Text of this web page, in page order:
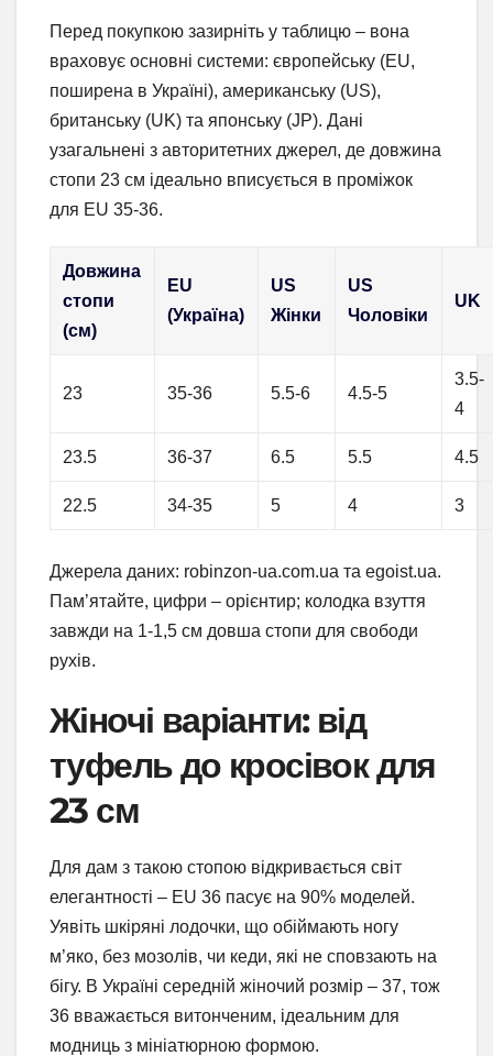
Перед покупкою зазирніть у таблицю – вона
враховує основні системи: європейську (EU,
поширена в Україні), американську (US),
британську (UK) та японську (JP). Дані
узагальнені з авторитетних джерел, де довжина
стопи 23 см ідеально вписується в проміжок
для EU 35-36.
Довжина
стопи
(см)
EU
(Україна)
US
Жінки
US
Чоловіки
UK
23 35-36 5.5-6 4.5-5
3.5-
4
23.5 36-37 6.5 5.5 4.5
22.5 34-35 5 4 3
Джерела даних: robinzon-ua.com.ua та egoist.ua.
Пам’ятайте, цифри – орієнтир; колодка взуття
завжди на 1-1,5 см довша стопи для свободи
рухів.
Жіночі варіанти: від
туфель до кросівок для
23 см
Для дам з такою стопою відкривається світ
елегантності – EU 36 пасує на 90% моделей.
Уявіть шкіряні лодочки, що обіймають ногу
м’яко, без мозолів, чи кеди, які не сповзають на
бігу. В Україні середній жіночий розмір – 37, тож
36 вважається витонченим, ідеальним для
модниць з мініатюрною формою.